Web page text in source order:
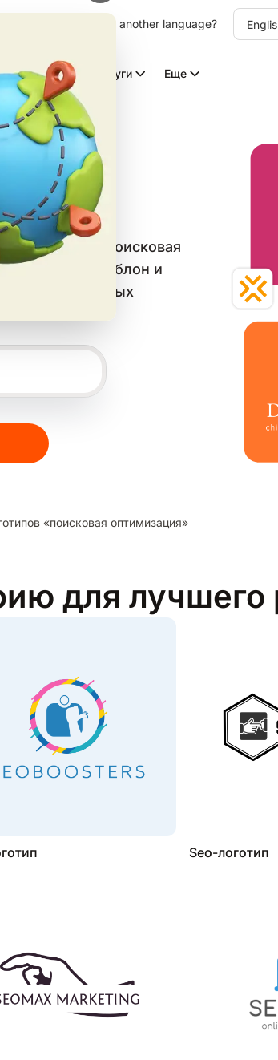
language. Choose another language?
Видео с ИИ Услуги Еще
категории «Поисковая
бесплатный шаблон и
и социальных
«поисковая оптимизация»
для лучшего
Seo-логотип